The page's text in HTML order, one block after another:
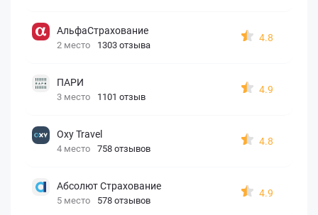
АльфаСтрахование
2 место 1303 отзыва
4.8
ПАРИ
3 место 1101 отзыв
4.9
Oxy Travel
4 место 758 отзывов
4.8
Абсолют Страхование
5 место 578 отзывов
4.9